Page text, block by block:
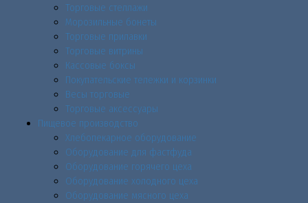
Торговые стеллажи
Морозильные бонеты
Торговые прилавки
Торговые витрины
Кассовые боксы
Покупательские тележки и корзинки
Весы торговые
Торговые аксессуары
Пищевое производство
Хлебопекарное оборудование
Оборудование для фастфуда
Оборудование горячего цеха
Оборудование холодного цеха
Оборудование мясного цеха